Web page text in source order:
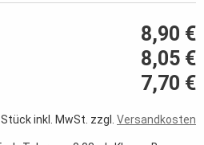
8,90 €
8,05 €
7,70 €
inkl. MwSt. zzgl. Versandkosten